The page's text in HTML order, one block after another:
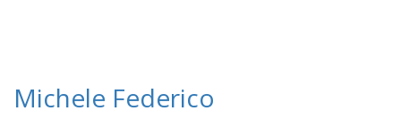
Michele Federico